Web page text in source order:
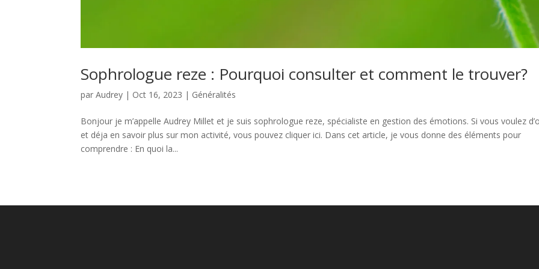
Sophrologue reze : Pourquoi consulter et comment le trouver?
parAudrey | Oct 16, 2023 | Généralités
Bonjour je m’appelle Audrey Millet et je suis sophrologue reze, spécialiste en gestion des émotions. Si vous voulez
et déja en savoir plus sur mon activité, vous pouvez cliquer ici. Dans cet article, je vous donne des éléments pour
comprendre : En quoi la...